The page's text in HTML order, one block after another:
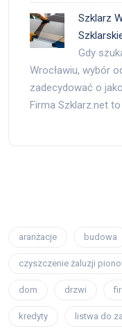
Szklarz
Gdy
Wrocławiu, wybór
zadecydować o
Firma Szklarz.net
aranżacje budowa
czyszczenie żaluzji
dom drzwi
kredyty listwa do